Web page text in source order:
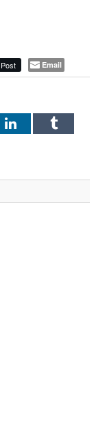
Post Email
LinkedInTumblr